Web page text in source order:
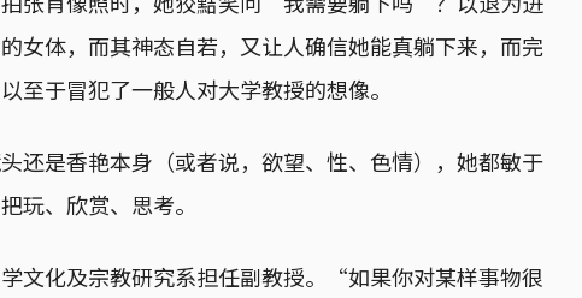
女体，而其神态自若，又让人确信她能真躺下来，而完
至于冒犯了一般人对大学教授的想像。
还是香艳本身（或者说，欲望、性、色情），她都敏于
玩、欣赏、思考。
文化及宗教研究系担任副教授。“如果你对某样事物很